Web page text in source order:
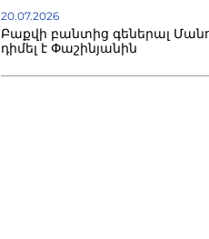
20.07.2026
Բաքվի բանտից գեներալ
դիմել է Փաշինյանին